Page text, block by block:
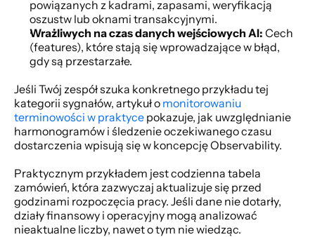
powiązanych z kadrami, zapasami, weryfikacją
oszustw lub oknami transakcyjnymi.
Wrażliwych na czas danych wejściowych AI: Cech
(features), które stają się wprowadzające w błąd,
gdy są przestarzałe.
Jeśli Twój zespół szuka konkretnego przykładu tej
kategorii sygnałów, artykuł o monitorowaniu
terminowości w praktyce pokazuje, jak uwzględnianie
harmonogramów i śledzenie oczekiwanego czasu
dostarczenia wpisują się w koncepcję Observability.
Praktycznym przykładem jest codzienna tabela
zamówień, która zazwyczaj aktualizuje się przed
godzinami rozpoczęcia pracy. Jeśli dane nie dotarły,
działy finansowy i operacyjny mogą analizować
nieaktualne liczby, nawet o tym nie wiedząc.